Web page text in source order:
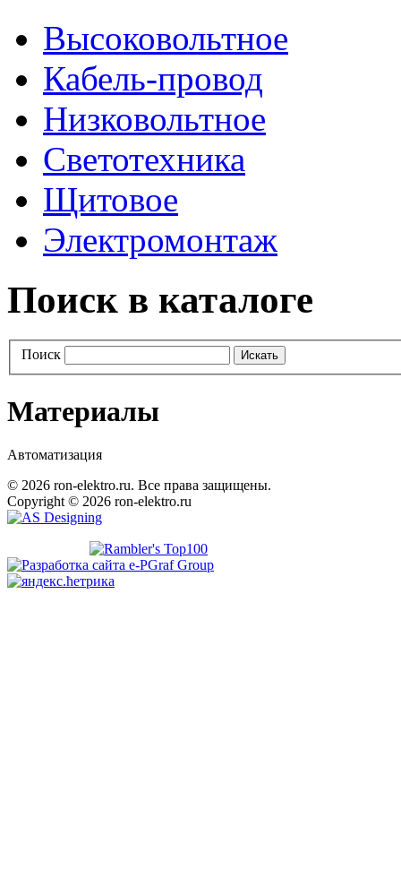
Высоковольтное
Кабель-провод
Низковольтное
Светотехника
Щитовое
Электромонтаж
Поиск в каталоге
Поиск
Материалы
Автоматизация
© 2026 ron-elektro.ru. Все права защищены.
Copyright © 2026 ron-elektro.ru